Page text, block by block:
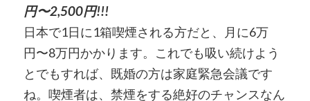
円〜2,500円!!!
日本で1日に1箱喫煙される方だと、月に6万
円〜8万円かかります。これでも吸い続けよう
とでもすれば、既婚の方は家庭緊急会議です
ね。喫煙者は、禁煙をする絶好のチャンスなん